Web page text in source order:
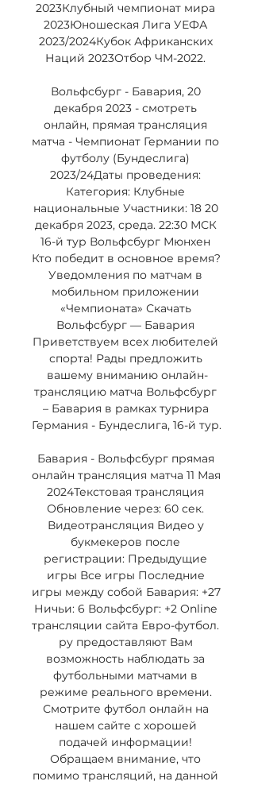
2023Клубный чемпионат мира
2023Юношеская Лига УЕФА
2023/2024Кубок Африканских
Наций 2023Отбор ЧМ-2022.
Вольфсбург - Бавария, 20
декабря 2023 - смотреть
онлайн, прямая трансляция
матча - Чемпионат Германии по
футболу (Бундеслига)
2023/24Даты проведения:
Категория: Клубные
национальные Участники: 18 20
декабря 2023, среда. 22:30 МСК
16-й тур Вольфсбург Мюнхен
Кто победит в основное время?
Уведомления по матчам в
мобильном приложении
«Чемпионата» Скачать
Вольфсбург — Бавария
Приветствуем всех любителей
спорта! Рады предложить
вашему вниманию онлайн-
трансляцию матча Вольфсбург
– Бавария в рамках турнира
Германия - Бундеслига, 16-й тур.
Бавария - Вольфсбург прямая
онлайн трансляция матча 11 Мая
2024Текстовая трансляция
Обновление через: 60 сек.
Видеотрансляция Видео у
букмекеров после
регистрации: Предыдущие
игры Все игры Последние
игры между собой Бавария: +27
Ничьи: 6 Вольфсбург: +2 Online
трансляции сайта Евро-футбол.
ру предоставляют Вам
возможность наблюдать за
футбольными матчами в
режиме реального времени.
Смотрите футбол онлайн на
нашем сайте с хорошей
подачей информации!
Обращаем внимание, что
помимо трансляций, на данной